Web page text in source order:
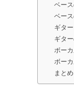
ベー
ベー
ギタ
ギタ
ボー
ボー
まとめ